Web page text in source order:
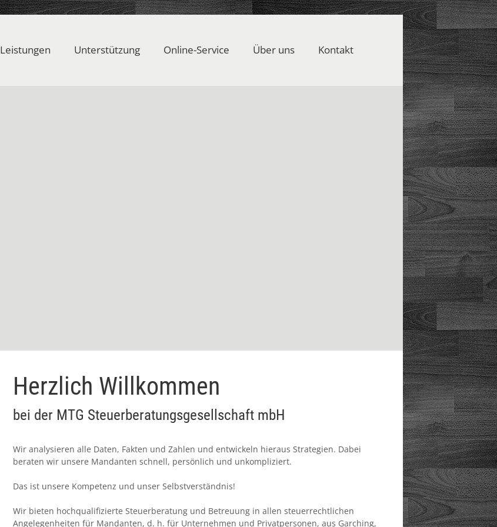
Leistungen Unterstützung Online-Service Über uns Kontakt
Herzlich Willkommen
bei der MTG Steuerberatungsgesellschaft mbH
Wir analysieren alle Daten, Fakten und Zahlen und entwickeln hieraus Strategien. Dabei
beraten wir unsere Mandanten schnell, persönlich und unkompliziert.
Das ist unsere Kompetenz und unser Selbstverständnis!
Wir bieten hochqualifizierte Steuerberatung und Betreuung in allen steuerrechtlichen
Angelegenheiten für Mandanten, d. h. für Unternehmen und Privatpersonen, aus Garching,